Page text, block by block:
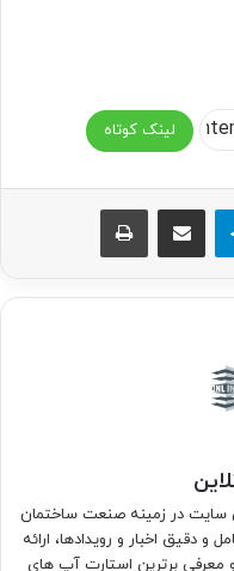
لینک کوتاه
تلگرام اشتراک گذاری از طریق ایمیل چاپ
سایت در زمینه صنعت ساختمان
دقیق اخبار و رویدادها، ارائه
معرفی برترین استارت آپ های